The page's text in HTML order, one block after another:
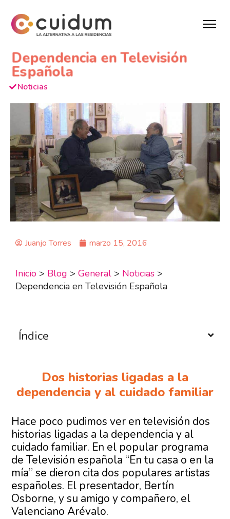
Dependencia en Televisión
Española
Noticias
Juanjo Torres marzo 15, 2016
Inicio > Blog > General > Noticias >
Dependencia en Televisión Española
Índice
Dos historias ligadas a la
dependencia y al cuidado familiar
Hace poco pudimos ver en televisión dos
historias ligadas a la dependencia y al
cuidado familiar. En el popular programa
de Televisión española “En tu casa o en la
mía” se dieron cita dos populares artistas
españoles. El presentador, Bertín
Osborne, y su amigo y compañero, el
Valenciano Arévalo.